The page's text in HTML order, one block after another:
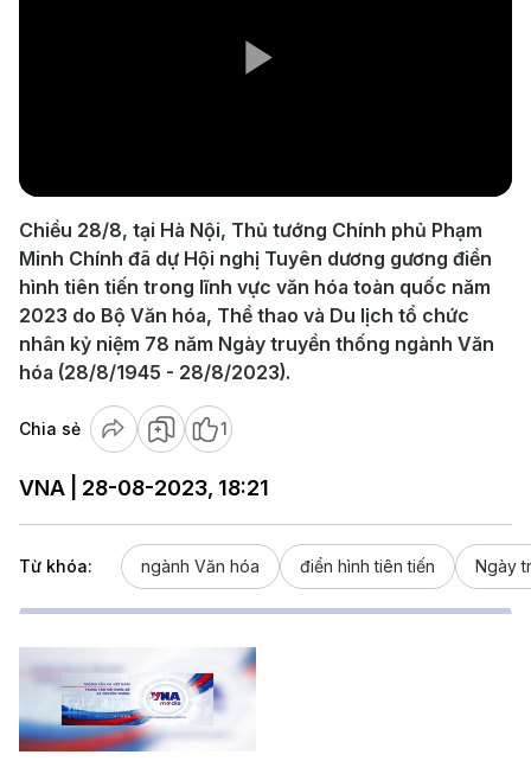
Video
Chiều 28/8, tại Hà Nội, Thủ tướng Chính phủ Phạm
Minh Chính đã dự Hội nghị Tuyên dương gương điển
hình tiên tiến trong lĩnh vực văn hóa toàn quốc năm
2023 do Bộ Văn hóa, Thể thao và Du lịch tổ chức
nhân kỷ niệm 78 năm Ngày truyền thống ngành Văn
hóa (28/8/1945 - 28/8/2023).
Chia sẻ 1
VNA | 28-08-2023, 18:21
Từ khóa: ngành Văn hóa điển hình tiên tiến Ngày